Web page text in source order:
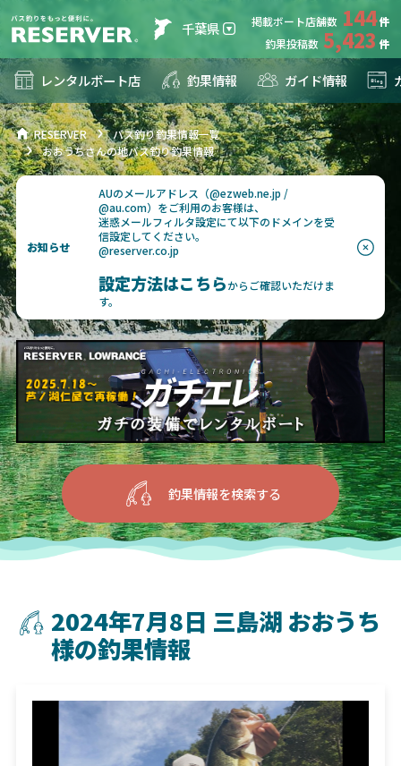
千葉県 掲載ボート店舗数 144
釣果投稿数 5,423
レンタルボート店 釣果情報 ガイド情報
RESERVER
バス釣り釣果情報一覧
おおうちさんの地バス釣り釣果情報
お知らせ
AUのメールアドレス（@ezweb.ne.jp /
@au.com）をご利用のお客様は、
迷惑メールフィルタ設定にて以下のドメインを受
信設定してください。
@reserver.co.jp
設定方法はこちらからご確認いただけま
す。
釣果情報を検索する
2024年7月8日 三島湖 おおうち
様の釣果情報